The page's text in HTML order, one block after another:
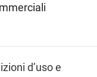
d’uso e